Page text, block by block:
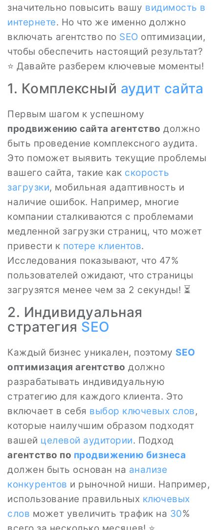
значительно повысить вашу видимость в
интернете. Но что же именно должно
включать агентство по SEO оптимизации,
чтобы обеспечить настоящий результат?
⭐ Давайте разберем ключевые моменты!
1. Комплексный аудит сайта
Первым шагом к успешному
продвижению сайта агентство должно
быть проведение комплексного аудита.
Это поможет выявить текущие проблемы
вашего сайта, такие как скорость
загрузки, мобильная адаптивность и
наличие ошибок. Например, многие
компании сталкиваются с проблемами
медленной загрузки страниц, что может
привести к потере клиентов.
Исследования показывают, что 47%
пользователей ожидают, что страницы
загрузятся менее чем за 2 секунды! ⏳
2. Индивидуальная
стратегия SEO
Каждый бизнес уникален, поэтому SEO
оптимизация агентство должно
разрабатывать индивидуальную
стратегию для каждого клиента. Это
включает в себя выбор ключевых слов,
которые наилучшим образом подходят
вашей целевой аудитории. Подход
агентство по продвижению бизнеса
должен быть основан на анализе
конкурентов и рыночной ниши. Например,
использование правильных ключевых
слов может увеличить трафик на 30%